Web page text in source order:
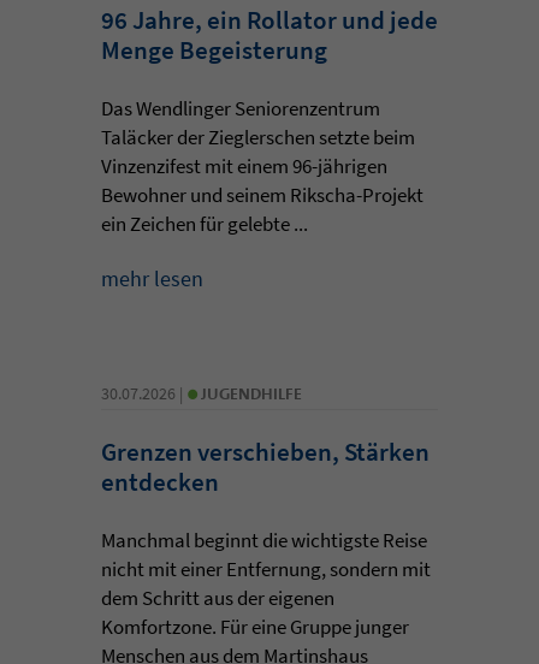
96 Jahre, ein Rollator und jede
Menge Begeisterung
Das Wendlinger Seniorenzentrum
Taläcker der Zieglerschen setzte beim
Vinzenzifest mit einem 96-jährigen
Bewohner und seinem Rikscha-Projekt
ein Zeichen für gelebte ...
mehr lesen
30.07.2026 | • JUGENDHILFE
Grenzen verschieben, Stärken
entdecken
Manchmal beginnt die wichtigste Reise
nicht mit einer Entfernung, sondern mit
dem Schritt aus der eigenen
Komfortzone. Für eine Gruppe junger
Menschen aus dem Martinshaus